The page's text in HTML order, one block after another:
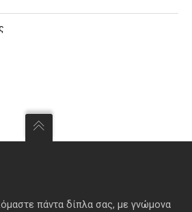
πάντα δίπλα σας, με γνώμονα